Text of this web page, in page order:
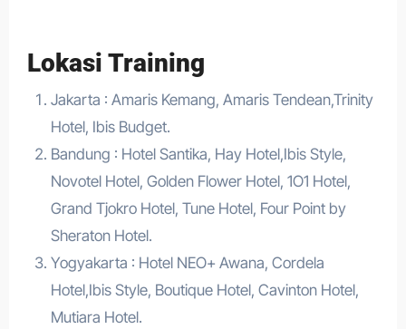
Lokasi Training
Jakarta : Amaris Kemang, Amaris Tendean,Trinity
Hotel, Ibis Budget.
Bandung : Hotel Santika, Hay Hotel,Ibis Style,
Novotel Hotel, Golden Flower Hotel, 1O1 Hotel,
Grand Tjokro Hotel, Tune Hotel, Four Point by
Sheraton Hotel.
Yogyakarta : Hotel NEO+ Awana, Cordela
Hotel,Ibis Style, Boutique Hotel, Cavinton Hotel,
Mutiara Hotel.